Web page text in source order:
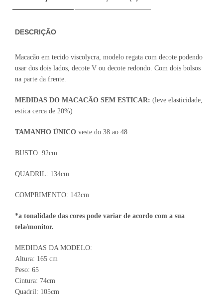
DESCRIÇÃO
Macacão em tecido viscolycra, modelo regata com decote podendo
usar dos dois lados, decote V ou decote redondo. Com dois bolsos
na parte da frente.
MEDIDAS DO MACACÃO SEM ESTICAR: (leve elasticidade,
estica cerca de 20%)
TAMANHO ÚNICO veste do 38 ao 48
BUSTO: 92cm
QUADRIL: 134cm
COMPRIMENTO: 142cm
*a tonalidade das cores pode variar de acordo com a sua
tela/monitor.
MEDIDAS DA MODELO:
Altura: 165 cm
Peso: 65
Cintura: 74cm
Quadril: 105cm